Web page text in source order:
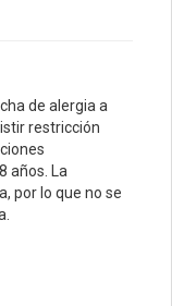
de alergia a
restricción
años. La
por lo que no se